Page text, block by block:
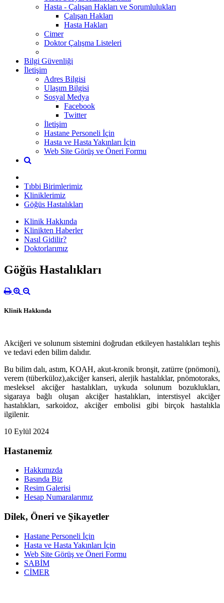
Hasta - Çalışan Hakları ve Sorumlulukları
Çalışan Hakları
Hasta Hakları
Cimer
Doktor Çalışma Listeleri
Bilgi Güvenliği
İletişim
Adres Bilgisi
Ulaşım Bilgisi
Sosyal Medya
Facebook
Twitter
İletişim
Hastane Personeli İçin
Hasta ve Hasta Yakınları İçin
Web Site Görüş ve Öneri Formu
Tıbbi Birimlerimiz
Kliniklerimiz
Göğüs Hastalıkları
Klinik Hakkında
Klinikten Haberler
Nasıl Gidilir?
Doktorlarımız
Göğüs Hastalıkları
Klinik Hakkında
Akciğeri ve solunum sistemini doğrudan etkileyen hastalıkları teşhis
ve tedavi eden bilim dalıdır.
Bu bilim dalı, astım, KOAH, akut-kronik bronşit, zatürre (pnömoni),
verem (tüberküloz),akciğer kanseri, alerjik hastalıklar, pnömotoraks,
mesleksel akciğer hastalıkları, uykuda solunum bozuklukları,
sigaraya bağlı oluşan akciğer hastalıkları, interstisyel akciğer
hastalıkları, sarkoidoz, akciğer embolisi gibi birçok hastalıkla
ilgilenir.
10 Eylül 2024
Hastanemiz
Hakkımızda
Basında Biz
Resim Galerisi
Hesap Numaralarımız
Dilek, Öneri ve Şikayetler
Hastane Personeli İçin
Hasta ve Hasta Yakınları İçin
Web Site Görüş ve Öneri Formu
SABİM
CİMER